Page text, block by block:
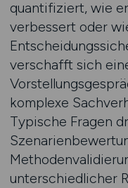
quantifiziert, wie
verbessert oder
verschafft sich
komplexe
Typische Fragen
unterschiedlicher